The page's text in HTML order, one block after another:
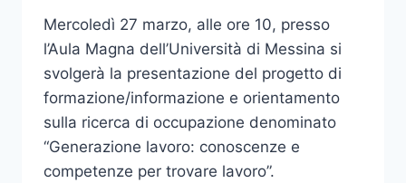
Mercoledì 27 marzo, alle ore 10, presso
l’Aula Magna dell’Università di Messina si
svolgerà la presentazione del progetto di
formazione/informazione e orientamento
sulla ricerca di occupazione denominato
“Generazione lavoro: conoscenze e
competenze per trovare lavoro”.